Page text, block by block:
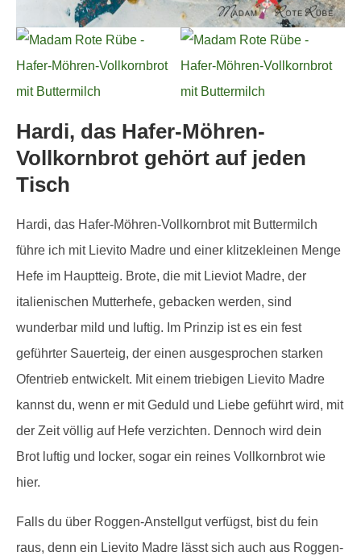
Hardi, das Hafer-Möhren-
Vollkornbrot gehört auf jeden
Tisch
Hardi, das Hafer-Möhren-Vollkornbrot mit Buttermilch
führe ich mit Lievito Madre und einer klitzekleinen Menge
Hefe im Hauptteig. Brote, die mit Lieviot Madre, der
italienischen Mutterhefe, gebacken werden, sind
wunderbar mild und luftig. Im Prinzip ist es ein fest
geführter Sauerteig, der einen ausgesprochen starken
Ofentrieb entwickelt. Mit einem triebigen Lievito Madre
kannst du, wenn er mit Geduld und Liebe geführt wird, mit
der Zeit völlig auf Hefe verzichten. Dennoch wird dein
Brot luftig und locker, sogar ein reines Vollkornbrot wie
hier.
Falls du über Roggen-Anstellgut verfügst, bist du fein
raus, denn ein Lievito Madre lässt sich auch aus Roggen-